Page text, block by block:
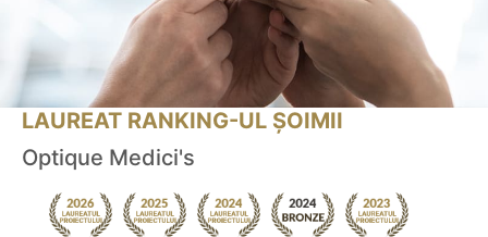
LAUREAT RANKING-UL ȘOIMII
Optique Medici's